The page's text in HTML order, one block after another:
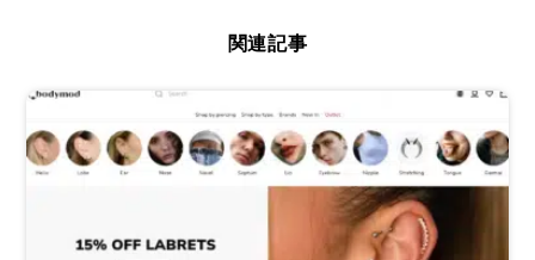
関連記事